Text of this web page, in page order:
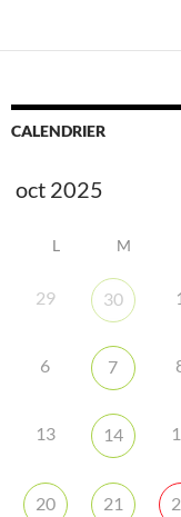
CALENDRIER
L M
29 30
6 7
13 14
20 21